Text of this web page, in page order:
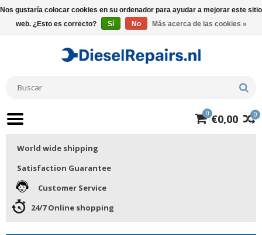
0
0 €0,00
World wide shipping
Satisfaction Guarantee
Customer Service
24/7 Online shopping
Nos gustaría colocar cookies en su ordenador para ayudar a mejorar este sitio
web. ¿Esto es correcto?
Sí No Más acerca de las cookies »